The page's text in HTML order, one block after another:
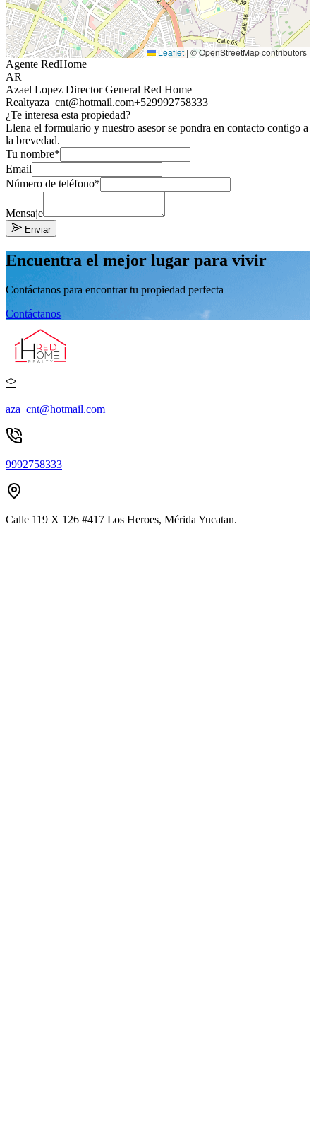
Leaflet | © OpenStreetMap contributors
Agente RedHome
AR
Azael Lopez Director General Red Home
Realtyaza_cnt@hotmail.com+529992758333
¿Te interesa esta propiedad?
Llena el formulario y nuestro asesor se pondra en contacto contigo a
la brevedad.
Tu nombre*
Email
Número de teléfono*
Mensaje
Enviar
Encuentra el mejor lugar para vivir
Contáctanos para encontrar tu propiedad perfecta
Contáctanos
aza_cnt@hotmail.com
9992758333
Calle 119 X 126 #417 Los Heroes, Mérida Yucatan.